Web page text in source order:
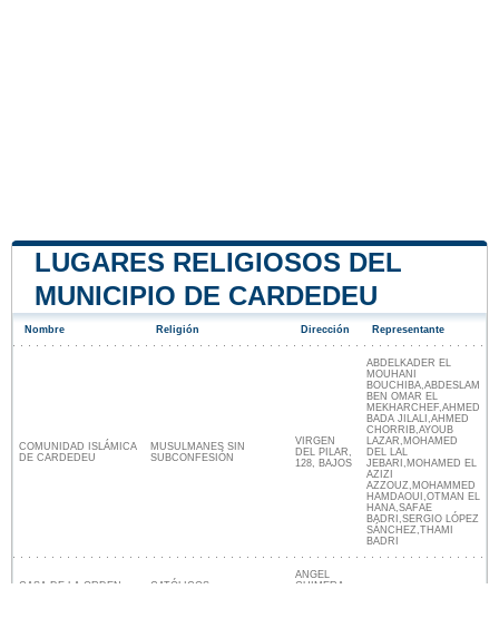
LUGARES RELIGIOSOS DEL
MUNICIPIO DE CARDEDEU
Nombre Religión Dirección Representante
COMUNIDAD ISLÁMICA
DE CARDEDEU
MUSULMANES SIN
SUBCONFESIÓN
VIRGEN
DEL PILAR,
128, BAJOS
ABDELKADER EL
MOUHANI
BOUCHIBA,ABDESLAM
BEN OMAR EL
MEKHARCHEF,AHMED
BADA JILALI,AHMED
CHORRIB,AYOUB
LAZAR,MOHAMED
DEL LAL
JEBARI,MOHAMED EL
AZIZI
AZZOUZ,MOHAMMED
HAMDAOUI,OTMAN EL
HANA,SAFAE
BADRI,SERGIO LÓPEZ
SÁNCHEZ,THAMI
BADRI
CASA DE LA ORDEN CATÓLICOS
ANGEL
GUIMERA,